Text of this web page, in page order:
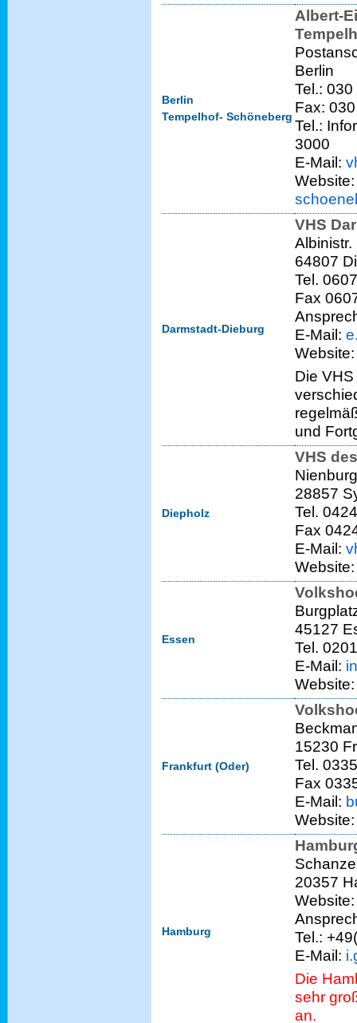
Berlin
Tempelhof- Schöneberg
Albert-
Berlin
Tel.:
Fax:
Tel.:
3000
E-Mail:
Darmstadt-Dieburg
VHS
Albinistr.
64807
Tel.
Fax
E-Mail:
Die
und
Diepholz
VHS
28857
Tel.
Fax
E-Mail:
Essen
45127
Tel.
E-Mail:
Frankfurt (Oder)
15230
Tel.
Fax
E-Mail:
Hamburg
20357
Tel.:
E-Mail:
Die
sehr
an.